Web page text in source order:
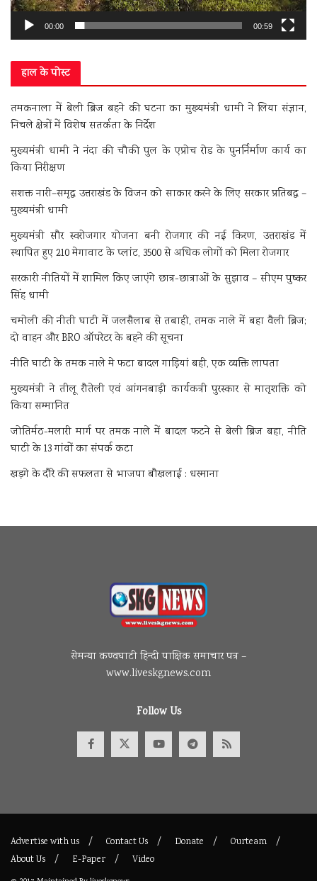
00:00 00:59
हाल के पोस्ट
तमकनाला में बेली ब्रिज बहने की घटना का मुख्यमंत्री धामी ने लिया संज्ञान,
निचले क्षेत्रों में विशेष सतर्कता के निर्देश
मुख्यमंत्री धामी ने नंदा की चौकी पुल के एप्रोच रोड के पुनर्निर्माण कार्य का
किया निरीक्षण
सशक्त नारी–समृद्ध उत्तराखंड के विजन को साकार करने के लिए सरकार प्रतिबद्ध –
मुख्यमंत्री धामी
मुख्यमंत्री सौर स्वरोजगार योजना बनी रोजगार की नई किरण, उत्तराखंड में
स्थापित हुए 210 मेगावाट के प्लांट, 3500 से अधिक लोगों को मिला रोजगार
सरकारी नीतियों में शामिल किए जाएंगे छात्र-छात्राओं के सुझाव – सीएम पुष्कर
सिंह धामी
चमोली की नीती घाटी में जलसैलाब से तबाही, तमक नाले में बहा वैली ब्रिज;
दो वाहन और BRO ऑपरेटर के बहने की सूचना
नीति घाटी के तमक नाले मे फटा बादल गाड़ियां बही, एक व्यक्ति लापता
मुख्यमंत्री ने तीलू रौतेली एवं आंगनबाड़ी कार्यकत्री पुरस्कार से मातृशक्ति को
किया सम्मानित
जोतिर्मठ-मलारी मार्ग पर तमक नाले में बादल फटने से बेली ब्रिज बहा, नीति
घाटी के 13 गांवों का संपर्क कटा
खड़गे के दौरे की सफलता से भाजपा बौखलाई : धस्माना
सेमन्या कण्वघाटी हिन्दी पाक्षिक समाचार पत्र –
www.liveskgnews.com
Follow Us
Advertise with us Contact Us Donate
Ourteam
About Us
E-Paper Video